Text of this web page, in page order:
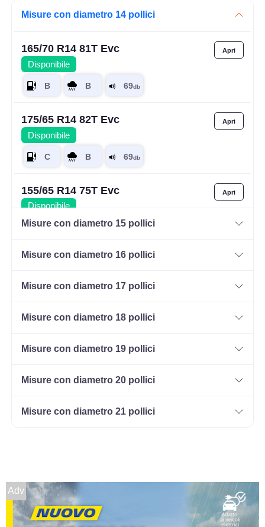
Misure con diametro 14 pollici
165/70 R14 81T Evc
Disponibile
175/65 R14 82T Evc
Disponibile
155/65 R14 75T Evc
Disponibile
175/65 R14 82H Evc
Disponibile
Misure con diametro 15 pollici
Misure con diametro 16 pollici
Misure con diametro 17 pollici
Misure con diametro 18 pollici
Misure con diametro 19 pollici
Misure con diametro 20 pollici
Misure con diametro 21 pollici
Adv